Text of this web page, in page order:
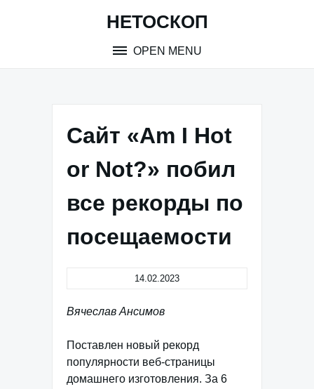
НЕТОСКОП
OPEN MENU
Сайт «Am I Hot
or Not?» побил
все рекорды по
посещаемости
14.02.2023
Вячеслав Ансимов
Поставлен новый рекорд
популярности веб-страницы
домашнего изготовления. За 6